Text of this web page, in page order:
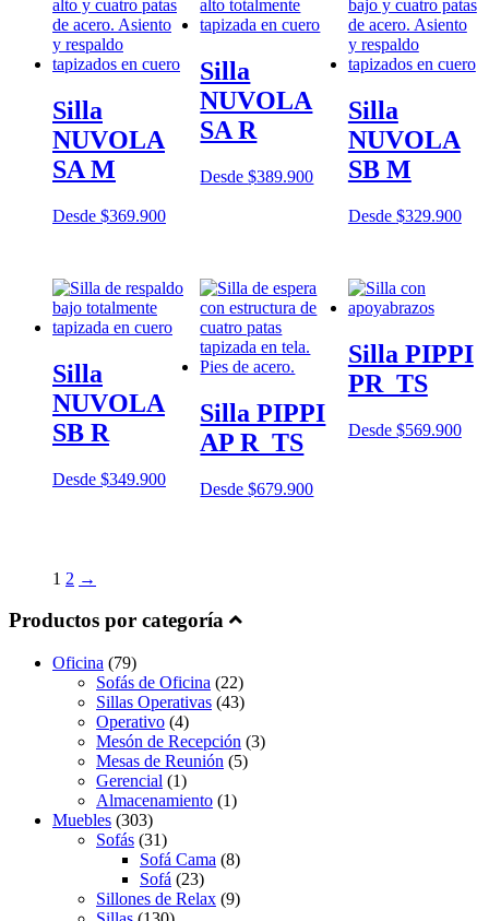
Silla
NUVOLA
SA M
Desde $369.900
Silla
NUVOLA
SA R
Desde$389.900
Silla
NUVOLA
SB M
Desde $329.900
Silla
NUVOLA
SB R
Desde $349.900
Silla PIPPI
AP R_TS
Desde$679.900
Silla PIPPI
PR_TS
Desde $569.900
1 2 →
Productos por categoría
Oficina (79)
Sofás de Oficina (22)
Sillas Operativas (43)
Operativo (4)
Mesón de Recepción (3)
Mesas de Reunión (5)
Gerencial (1)
Almacenamiento (1)
Muebles (303)
Sofás (31)
Sofá Cama (8)
Sofá (23)
Sillones de Relax (9)